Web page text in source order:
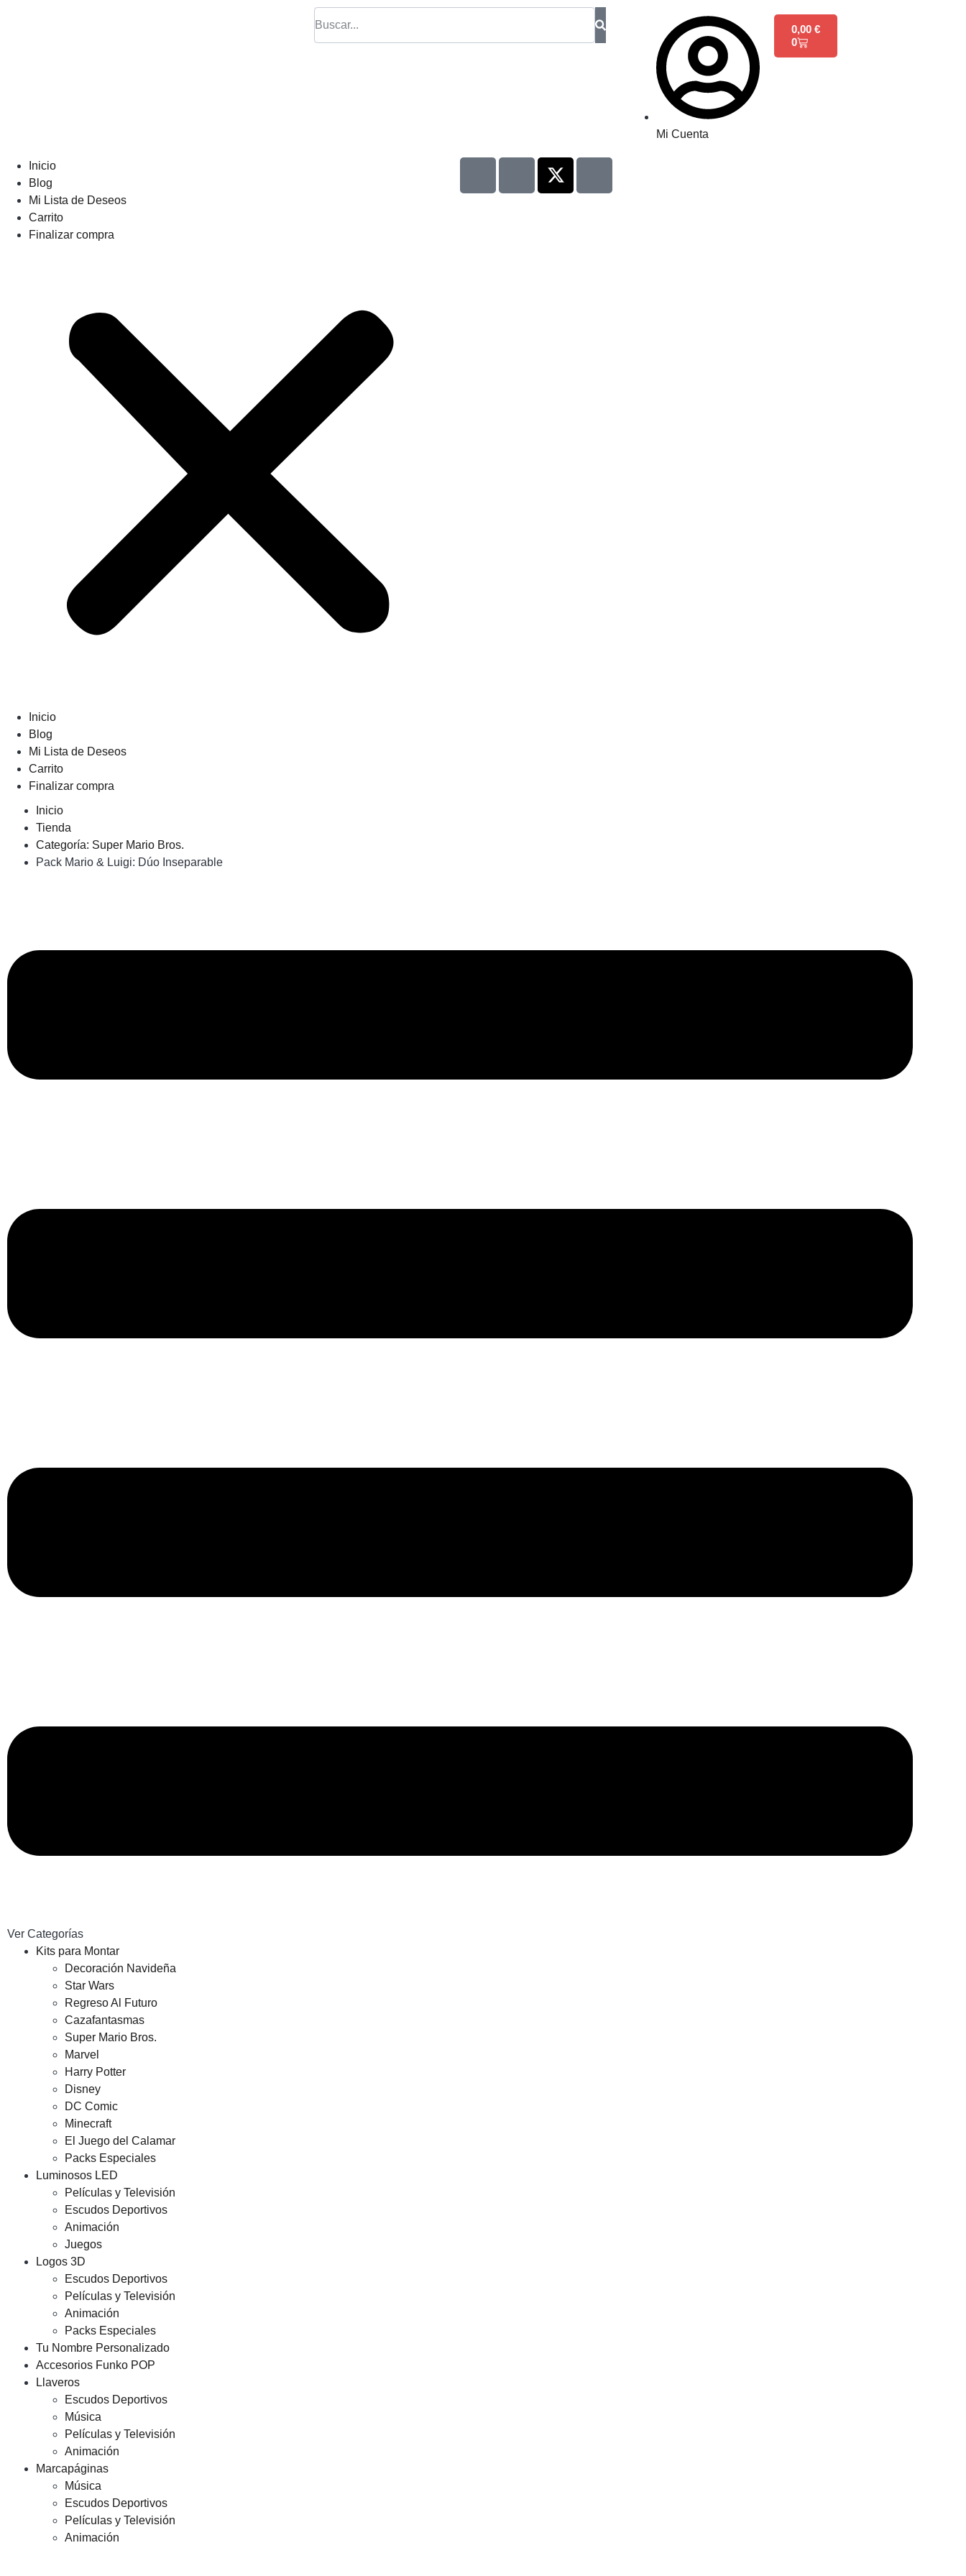
Mi Cuenta
0,00 €
0
Inicio
Blog
Mi Lista de Deseos
Carrito
Finalizar compra
Inicio
Blog
Mi Lista de Deseos
Carrito
Finalizar compra
Inicio
Tienda
Categoría: Super Mario Bros.
Pack Mario & Luigi: Dúo Inseparable
Ver Categorías
Kits para Montar
Decoración Navideña
Star Wars
Regreso Al Futuro
Cazafantasmas
Super Mario Bros.
Marvel
Harry Potter
Disney
DC Comic
Minecraft
El Juego del Calamar
Packs Especiales
Luminosos LED
Películas y Televisión
Escudos Deportivos
Animación
Juegos
Logos 3D
Escudos Deportivos
Películas y Televisión
Animación
Packs Especiales
Tu Nombre Personalizado
Accesorios Funko POP
Llaveros
Escudos Deportivos
Música
Películas y Televisión
Animación
Marcapáginas
Música
Escudos Deportivos
Películas y Televisión
Animación